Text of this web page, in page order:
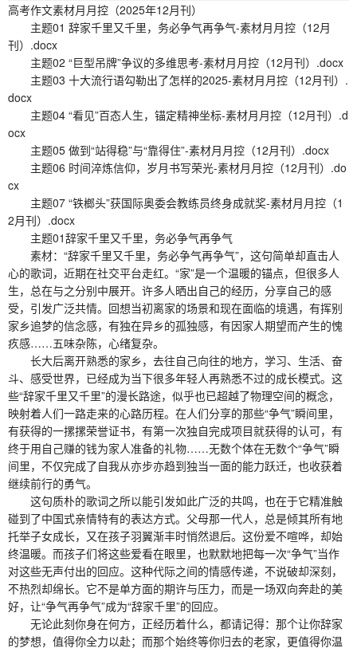
高考作文素材月月控（2025年12月刊）
主题01 辞家千里又千里，务必争气再争气-素材月月控（12月
刊）.docx
主题02 “巨型吊牌”争议的多维思考-素材月月控（12月刊）.docx
主题03 十大流行语勾勒出了怎样的2025-素材月月控（12月刊）.
docx
主题04 “看见”百态人生，锚定精神坐标-素材月月控（12月刊）.d
ocx
主题05 做到“站得稳”与“靠得住”-素材月月控（12月刊）.docx
主题06 时间淬炼信仰，岁月书写荣光-素材月月控（12月刊）.do
cx
主题07 “铁榔头”获国际奥委会教练员终身成就奖-素材月月控（1
2月刊）.docx
主题01辞家千里又千里，务必争气再争气
素材：“辞家千里又千里，务必争气再争气”，这句简单却直击人
心的歌词，近期在社交平台走红。“家”是一个温暖的锚点，但很多人
生，总在与之分别中展开。许多人晒出自己的经历，分享自己的感
受，引发广泛共情。回想当初离家的场景和现在面临的境遇，有挥别
家乡追梦的信念感，有独在异乡的孤独感，有因家人期望而产生的愧
疚感……五味杂陈，心绪复杂。
长大后离开熟悉的家乡，去往自己向往的地方，学习、生活、奋
斗、感受世界，已经成为当下很多年轻人再熟悉不过的成长模式。这
些“辞家千里又千里”的漫长路途，似乎也已超越了物理空间的概念，
映射着人们一路走来的心路历程。在人们分享的那些“争气”瞬间里，
有获得的一摞摞荣誉证书，有第一次独自完成项目就获得的认可，有
终于用自己赚的钱为家人准备的礼物……无数个体在无数个“争气”瞬
间里，不仅完成了自我从亦步亦趋到独当一面的能力跃迁，也收获着
继续前行的勇气。
这句质朴的歌词之所以能引发如此广泛的共鸣，也在于它精准触
碰到了中国式亲情特有的表达方式。父母那一代人，总是倾其所有地
托举子女成长，又在孩子羽翼渐丰时悄然退后。这份爱不喧哗，却始
终温暖。而孩子们将这些爱看在眼里，也默默地把每一次“争气”当作
对这些无声付出的回应。这种代际之间的情感传递，不说破却深刻，
不热烈却绵长。它不是单方面的期许与压力，而是一场双向奔赴的美
好，让“争气再争气”成为“辞家千里”的回应。
无论此刻你身在何方，正经历着什么，都请记得：那个让你辞家
的梦想，值得你全力以赴；而那个始终等你归去的老家，更值得你温